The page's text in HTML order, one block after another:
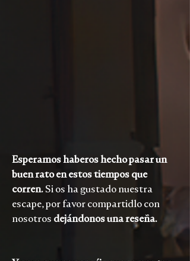
Esperamos haberos hecho pasar un
buen rato en estos tiempos que
corren. Si os ha gustado nuestra
escape, por favor compartidlo con
nosotros dejándonos una reseña.